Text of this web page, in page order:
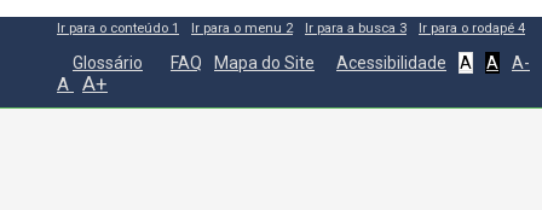
Ir para o conteúdo 1 Ir para o menu 2 Ir para a busca 3 Ir para o rodapé 4
Glossário FAQ Mapa do Site Acessibilidade A A A-
A A+